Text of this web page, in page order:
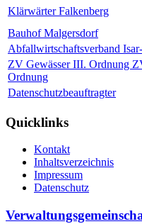
Klärwärter Falkenberg
Bauhof Malgersdorf
Abfallwirtschaftsverband
ZV Gewässer III. Ordnung
Ordnung
Datenschutzbeauftragter
Quicklinks
Kontakt
Inhaltsverzeichnis
Impressum
Datenschutz